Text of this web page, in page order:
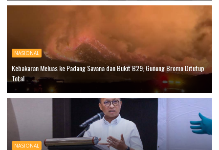
NASIONAL
Kebakaran Meluas ke Padang Savana dan Bukit B29, Gunung Bromo Ditutup
Total
NASIONAL